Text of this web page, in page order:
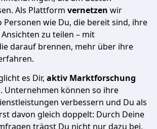
Als Plattform vernetzen wir
Personen wie Du, die bereit sind, ihre
zu teilen – mit
darauf brennen, mehr über ihre
es Dir, aktiv Marktforschung
. Unternehmen können so ihre
verbessern und Du als
davon gleich doppelt: Durch Deine
trägst Du nicht nur dazu bei,